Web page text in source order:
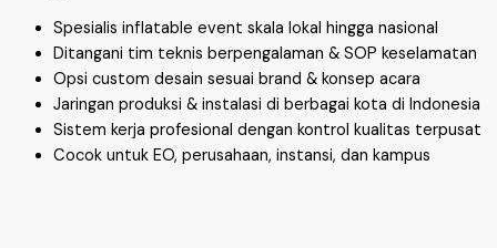
Spesialis inflatable event skala lokal hingga nasional
Ditangani tim teknis berpengalaman & SOP keselamatan
Opsi custom desain sesuai brand & konsep acara
Jaringan produksi & instalasi di berbagai kota di Indonesia
Sistem kerja profesional dengan kontrol kualitas terpusat
Cocok untuk EO, perusahaan, instansi, dan kampus